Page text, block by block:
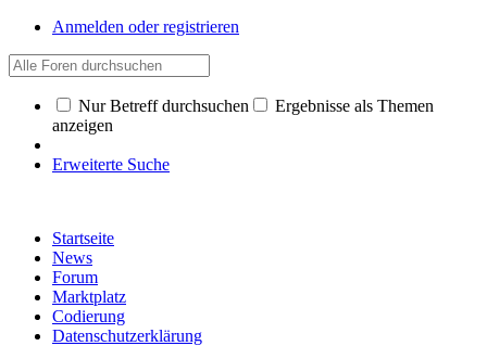
Anmelden oder registrieren
Nur Betreff durchsuchen
Ergebnisse als Themen
anzeigen
Erweiterte Suche
Startseite
News
Forum
Marktplatz
Codierung
Datenschutzerklärung